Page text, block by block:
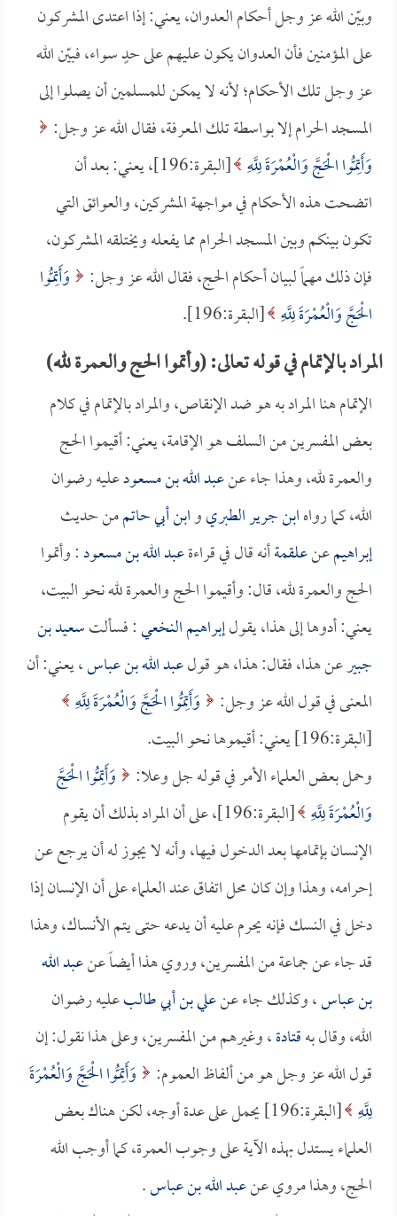
وبيّن الله عز وجل أحكام العدوان، يعني: إذا اعتدى المشركون
على المؤمنين فأن العدوان يكون عليهم على حدٍ سواء، فبيّن الله
عز وجل تلك الأحكام؛ لأنه لا يمكن للمسلمين أن يصلوا إلى
المسجد الحرام إلا بواسطة تلك المعرفة، فقال الله عز وجل:
وَأَتِمُّوا الْحَجَّ وَالْعُمْرَةَ لِلَّهِ
[البقرة:196]، يعني: بعد أن
اتضحت هذه الأحكام في مواجهة المشركين، والعوائق التي
تكون بينكم وبين المسجد الحرام مما يفعله ويختلقه المشركون،
فإن ذلك مهماً لبيان أحكام الحج، فقال الله عز وجل:
وَأَتِمُّوا
الْحَجَّ وَالْعُمْرَةَ لِلَّهِ [البقرة:196].
المراد بالإتمام في قوله تعالى: (وأتموا الحج والعمرة لله)
الإتمام هنا المراد به هو ضد الإنقاص، والمراد بالإتمام في كلام
بعض المفسرين من السلف هو الإقامة، يعني: أقيموا الحج
والعمرة لله، وهذا جاء عنعبد الله بن مسعودعليه رضوان
الله، كما رواهابن جرير الطبريوابن أبي حاتممن حديث
إبراهيمعنعلقمةأنه قال في قراءةعبد الله بن مسعود: وأتموا
الحج والعمرة لله، قال: وأقيموا الحج والعمرة لله نحو البيت،
يعني: أدوها إلى هذا، يقولإبراهيم النخعي: فسألتسعيد بن
جبيرعن هذا، فقال: هذا، هو قولعبد الله بن عباس، يعني: أن
المعنى في قول الله عز وجل:
وَأَتِمُّوا الْحَجَّ وَالْعُمْرَةَ لِلَّهِ
[البقرة:196] يعني: أقيموها نحو البيت.
وحمل بعض العلماء الأمر في قوله جل وعلا:
وَأَتِمُّوا الْحَجَّ
وَالْعُمْرَةَ لِلَّهِ
[البقرة:196]، على أن المراد بذلك أن يقوم
الإنسان بإتمامها بعد الدخول فيها، وأنه لا يجوز له أن يرجع عن
إحرامه، وهذا وإن كان محل اتفاق عند العلماء على أن الإنسان إذا
دخل في النسك فإنه يحرم عليه أن يدعه حتى يتم الأنساك، وهذا
قد جاء عن جماعة من المفسرين، وروي هذا أيضاً عنعبد الله
بن عباس، وكذلك جاء عنعلي بن أبي طالبعليه رضوان
الله، وقال بهقتادة، وغيرهم من المفسرين، وعلى هذا نقول: إن
قول الله عز وجل هو من ألفاظ العموم:
وَأَتِمُّوا الْحَجَّ وَالْعُمْرَةَ
لِلَّهِ
[البقرة:196] يحمل على عدة أوجه، لكن هناك بعض
العلماء يستدل بهذه الآية على وجوب العمرة، كما أوجب الله
الحج، وهذا مروي عنعبد الله بن عباس.